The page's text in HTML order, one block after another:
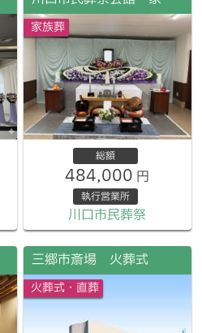
家族葬
総額
484,000 円
執行営業所
川口市民葬祭
三郷市斎場 火葬式
火葬式・直葬